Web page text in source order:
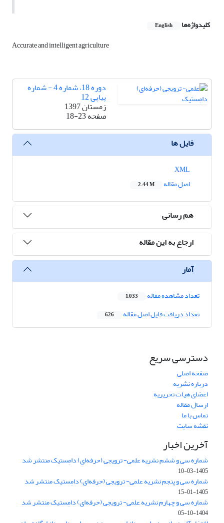
کلیدواژه‌ها English
Accurate and intelligent agriculture
دوره 18، شماره 4 - شماره
پیاپی 12
زمستان 1397
صفحه18-23
فایل ها
اصل مقاله
2.44 M
هم رسانی
ارجاع به این مقاله
آمار
تعداد مشاهده مقاله 1,033
تعداد دریافت فایل اصل مقاله 626
دسترسی سریع
صفحه اصلی
درباره نشریه
اعضای هیات تحریریه
ارسال مقاله
تماس با ما
نقشه سایت
آخرین اخبار
شماره سی و ششم نشریه علمی- ترویجی (حرفه‌ای) دامِستیک منتشر شد
1405-03-10
شماره سی و پنجم نشریه علمی- ترویجی (حرفه‌ای) دامِستیک منتشر شد
1405-01-15
شماره سی و چهارم نشریه علمی- ترویجی (حرفه‌ای) دامِستیک منتشر شد
1404-10-05